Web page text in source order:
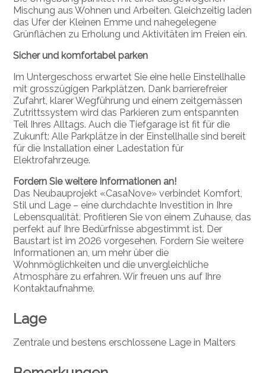
Mischung aus Wohnen und Arbeiten. Gleichzeitig laden
das Ufer der Kleinen Emme und nahegelegene
Grünflächen zu Erholung und Aktivitäten im Freien ein.
Sicher und komfortabel parken
Im Untergeschoss erwartet Sie eine helle Einstellhalle
mit grosszügigen Parkplätzen. Dank barrierefreier
Zufahrt, klarer Wegführung und einem zeitgemässen
Zutrittssystem wird das Parkieren zum entspannten
Teil Ihres Alltags. Auch die Tiefgarage ist fit für die
Zukunft: Alle Parkplätze in der Einstellhalle sind bereit
für die Installation einer Ladestation für
Elektrofahrzeuge.
Fordern Sie weitere Informationen an!
Das Neubauprojekt «CasaNove» verbindet Komfort,
Stil und Lage – eine durchdachte Investition in Ihre
Lebensqualität. Profitieren Sie von einem Zuhause, das
perfekt auf Ihre Bedürfnisse abgestimmt ist. Der
Baustart ist im 2026 vorgesehen. Fordern Sie weitere
Informationen an, um mehr über die
Wohnmöglichkeiten und die unvergleichliche
Atmosphäre zu erfahren. Wir freuen uns auf Ihre
Kontaktaufnahme.
Lage
Zentrale und bestens erschlossene Lage in Malters